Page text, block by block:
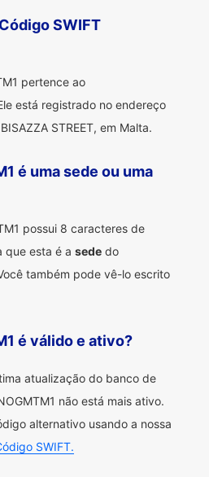
SWIFT
pertence ao
está registrado no endereço
STREET, em Malta.
é uma sede ou uma
possui 8 caracteres de
que esta é a sede do
também pode vê-lo escrito
é válido e ativo?
atualização do banco de
não está mais ativo.
alternativo usando a nossa
SWIFT.